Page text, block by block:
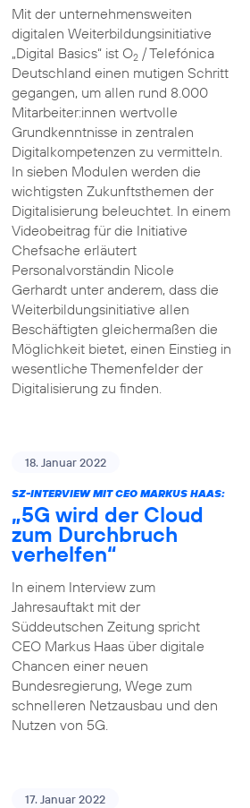
Mit der unternehmensweiten
digitalen Weiterbildungsinitiative
„Digital Basics“ ist O2/ Telefónica
Deutschland einen mutigen Schritt
gegangen, um allen rund 8.000
Mitarbeiter:innen wertvolle
Grundkenntnisse in zentralen
Digitalkompetenzen zu vermitteln.
In sieben Modulen werden die
wichtigsten Zukunftsthemen der
Digitalisierung beleuchtet. In einem
Videobeitrag für die Initiative
Chefsache erläutert
Personalvorständin Nicole
Gerhardt unter anderem, dass die
Weiterbildungsinitiative allen
Beschäftigten gleichermaßen die
Möglichkeit bietet, einen Einstieg in
wesentliche Themenfelder der
Digitalisierung zu finden.
18. Januar 2022
SZ-INTERVIEW MIT CEO MARKUS HAAS:
„5G wird der Cloud
zum Durchbruch
verhelfen“
In einem Interview zum
Jahresauftakt mit der
Süddeutschen Zeitung spricht
CEO Markus Haas über digitale
Chancen einer neuen
Bundesregierung, Wege zum
schnelleren Netzausbau und den
Nutzen von 5G.
17. Januar 2022